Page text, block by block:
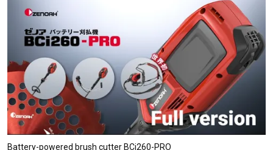
Battery-powered brush cutter BCi260-PRO